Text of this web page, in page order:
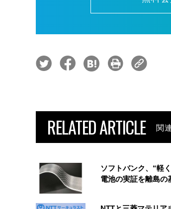
RELATED ARTICLE 関
ソフトバンク、“軽
電池の実証を離島の